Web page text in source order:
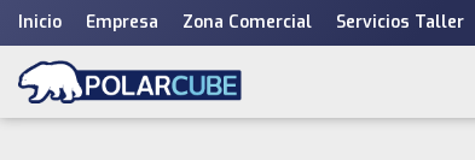
Saltar
al
contenido
Inicio Empresa Zona Comercial Servicios Taller